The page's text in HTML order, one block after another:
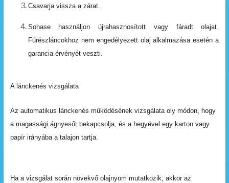
Csavarja vissza a zárat.
Sohase használjon újrahasznosított vagy fáradt
olajat.
Fűrészláncokhoz nem engedélyezett olaj alkalmazása esetén a
garancia érvényét veszti.
A lánckenés vizsgálata
Az automatikus lánckenés működésének vizsgálata oly módon, hogy
a magassági ágnyesőt bekapcsolja, és a hegyével egy karton vagy
papír irányába a talajon tartja.
Ha a vizsgálat során növekvő olajnyom mutatkozik, akkor az